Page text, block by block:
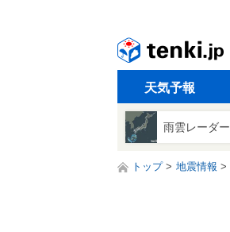
天気予報
雨雲レーダー
トップ 地震情報